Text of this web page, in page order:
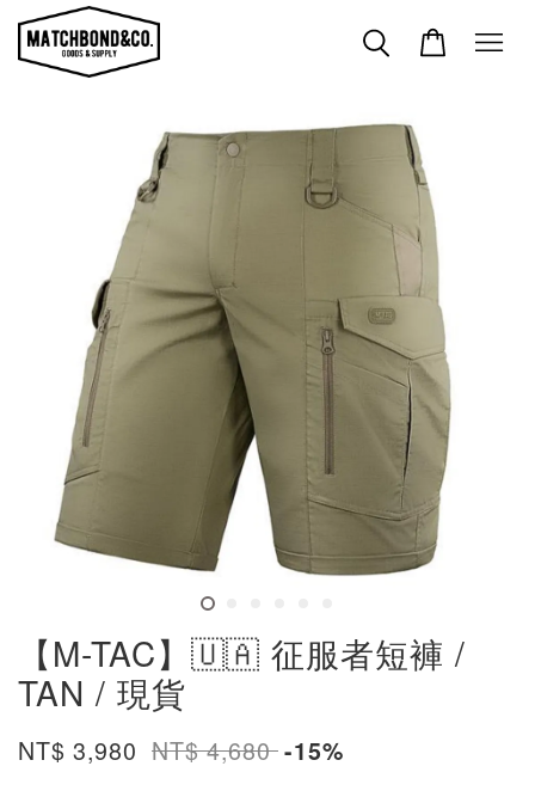
【M-TAC】🇺🇦 征服者短褲 /
TAN / 現貨
NT$ 3,980 NT$ 4,680-15%